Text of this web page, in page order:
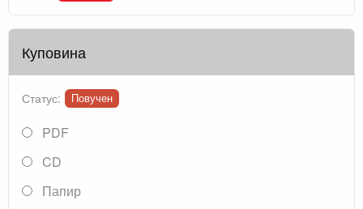
Куповина
Статус: Повучен
PDF
CD
Папир